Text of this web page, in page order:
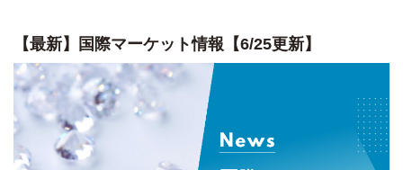
【最新】国際マーケット情報【6/25更新】